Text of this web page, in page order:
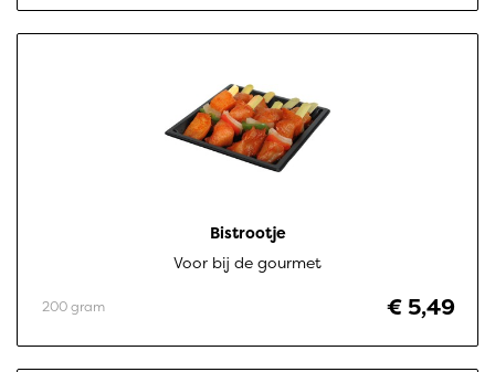
Bistrootje
Voor bij de gourmet
€ 5,49
200 gram